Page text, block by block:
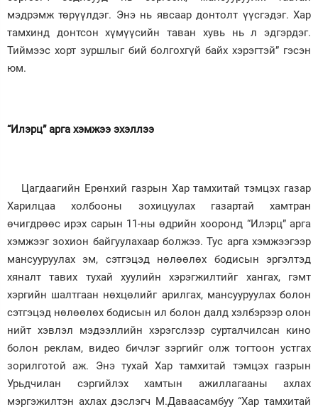
мэдрэмж төрүүлдэг. Энэ нь явсаар донтолт үүсгэдэг. Хар
тамхинд донтсон хүмүүсийн таван хувь нь л эдгэрдэг.
Тиймээс хорт зуршлыг бий болгохгүй байх хэрэгтэй” гэсэн
юм.
“Илэрц” арга хэмжээ эхэллээ
Цагдаагийн Ерөнхий газрын Хар тамхитай тэмцэх газар
Харилцаа холбооны зохицуулах газартай хамтран
өчигдрөөс ирэх сарын 11-ны өдрийн хооронд “Илэрц” арга
хэмжээг зохион байгуулахаар болжээ. Тус арга хэмжээгээр
мансууруулах эм, сэтгэцэд нөлөөлөх бодисын эргэлтэд
хяналт тавих тухай хуулийн хэрэгжилтийг хангах, гэмт
хэргийн шалтгаан нөхцөлийг арилгах, мансууруулах болон
сэтгэцэд нөлөөлөх бодисын ил болон далд хэлбэрээр олон
нийт хэвлэл мэдээллийн хэрэгслээр сурталчилсан кино
болон реклам, видео бичлэг зэргийг олж тогтоон устгах
зорилготой аж. Энэ тухай Хар тамхитай тэмцэх газрын
Урьдчилан сэргийлэх хамтын ажиллагааны ахлах
мэргэжилтэн ахлах дэслэгч М.Даваасамбуу “Хар тамхитай